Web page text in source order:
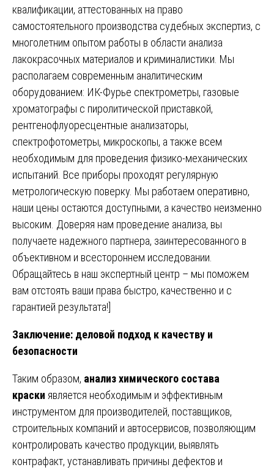
квалификации, аттестованных на право
самостоятельного производства судебных экспертиз, с
многолетним опытом работы в области анализа
лакокрасочных материалов и криминалистики. Мы
располагаем современным аналитическим
оборудованием: ИК-Фурье спектрометры, газовые
хроматографы с пиролитической приставкой,
рентгенофлуоресцентные анализаторы,
спектрофотометры, микроскопы, а также всем
необходимым для проведения физико-механических
испытаний. Все приборы проходят регулярную
метрологическую поверку. Мы работаем оперативно,
наши цены остаются доступными, а качество неизменно
высоким. Доверяя нам проведение анализа, вы
получаете надежного партнера, заинтересованного в
объективном и всестороннем исследовании.
Обращайтесь в наш экспертный центр – мы поможем
вам отстоять ваши права быстро, качественно и с
гарантией результата!]
Заключение: деловой подход к качеству и
безопасности
Таким образом, анализ химического состава
краски является необходимым и эффективным
инструментом для производителей, поставщиков,
строительных компаний и автосервисов, позволяющим
контролировать качество продукции, выявлять
контрафакт, устанавливать причины дефектов и